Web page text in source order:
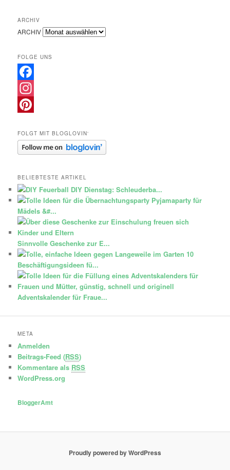
ARCHIV
ARCHIV
FOLGE UNS
Facebook
Instagram
FOLGT MIT BLOGLOVIN‘
BELIEBTESTE ARTIKEL
DIY Dienstag: Schleuderba...
Pyjamaparty für
Mädels &#...
Sinnvolle Geschenke zur E...
10
Beschäftigungsideen fü...
Adventskalender für Fraue...
META
Anmelden
Beitrags-Feed (RSS)
Kommentare als RSS
WordPress.org
BloggerAmt
Proudly powered by WordPress